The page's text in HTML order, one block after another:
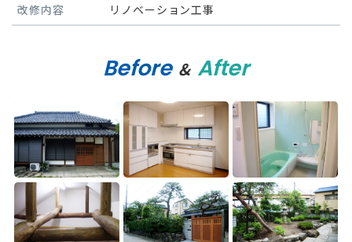
改修内容 リノベーション工事
Before & After